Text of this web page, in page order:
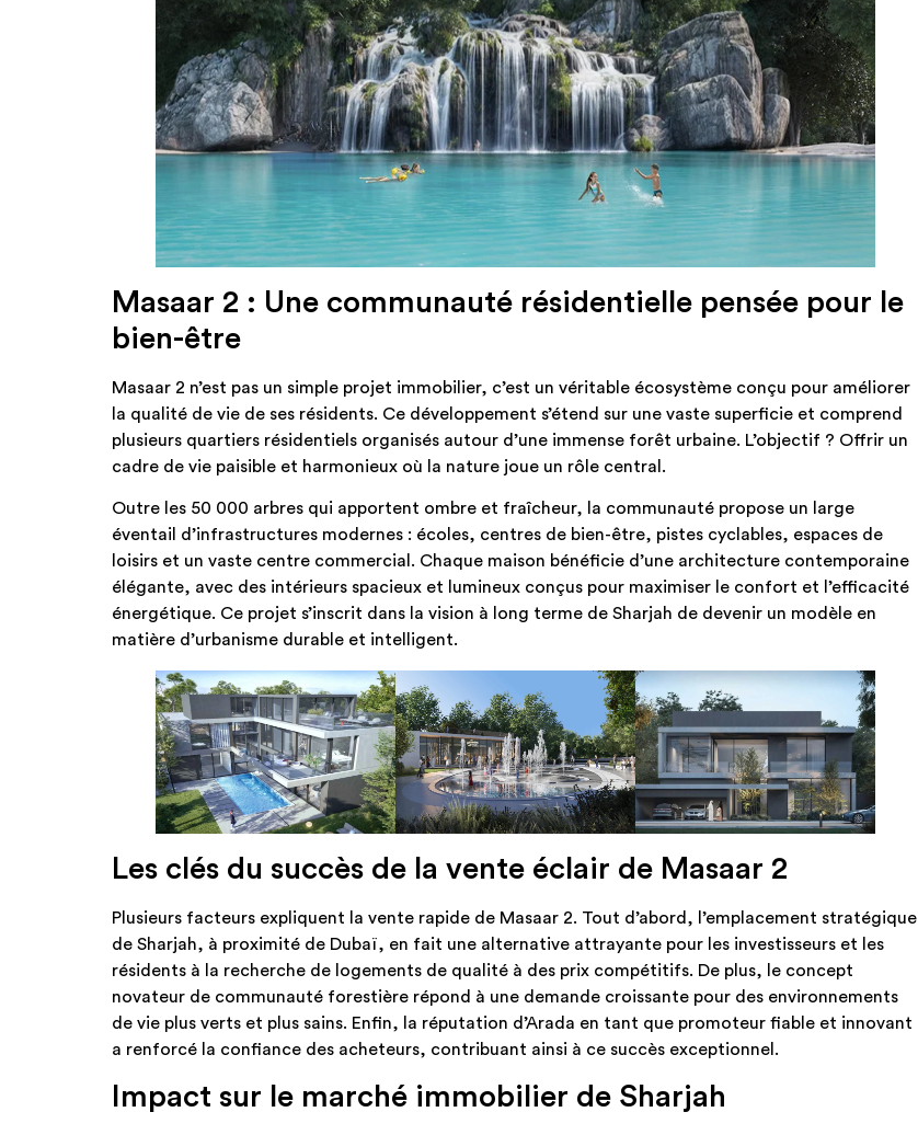
Masaar 2 : Une communauté résidentielle pensée pour le
bien-être
Masaar 2 n’est pas un simple projet immobilier, c’est un véritable écosystème conçu pour améliorer
la qualité de vie de ses résidents. Ce développement s’étend sur une vaste superficie et comprend
plusieurs quartiers résidentiels organisés autour d’une immense forêt urbaine. L’objectif ? Offrir un
cadre de vie paisible et harmonieux où la nature joue un rôle central.
Outre les 50 000 arbres qui apportent ombre et fraîcheur, la communauté propose un large
éventail d’infrastructures modernes : écoles, centres de bien-être, pistes cyclables, espaces de
loisirs et un vaste centre commercial. Chaque maison bénéficie d’une architecture contemporaine
élégante, avec des intérieurs spacieux et lumineux conçus pour maximiser le confort et l’efficacité
énergétique. Ce projet s’inscrit dans la vision à long terme de Sharjah de devenir un modèle en
matière d’urbanisme durable et intelligent.
Les clés du succès de la vente éclair de Masaar 2
Plusieurs facteurs expliquent la vente rapide de Masaar 2. Tout d’abord, l’emplacement stratégique
de Sharjah, à proximité de Dubaï, en fait une alternative attrayante pour les investisseurs et les
résidents à la recherche de logements de qualité à des prix compétitifs. De plus, le concept
novateur de communauté forestière répond à une demande croissante pour des environnements
de vie plus verts et plus sains. Enfin, la réputation d’Arada en tant que promoteur fiable et innovant
a renforcé la confiance des acheteurs, contribuant ainsi à ce succès exceptionnel.​
Impact sur le marché immobilier de Sharjah